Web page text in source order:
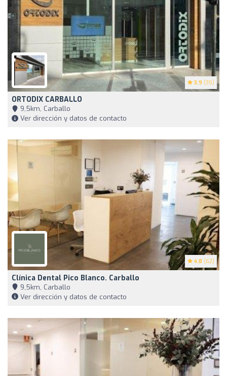
3.9 (35)
ORTODIX CARBALLO
9,5km, Carballo
Ver dirección y datos de contacto
4.8 (62)
Clínica Dental Pico Blanco. Carballo
9,5km, Carballo
Ver dirección y datos de contacto